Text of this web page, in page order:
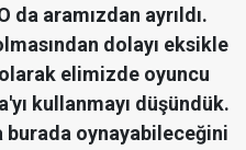
aramızdan ayrıldı.
dolayı eksikle
elimizde oyuncu
kullanmayı düşündük.
oynayabileceğini